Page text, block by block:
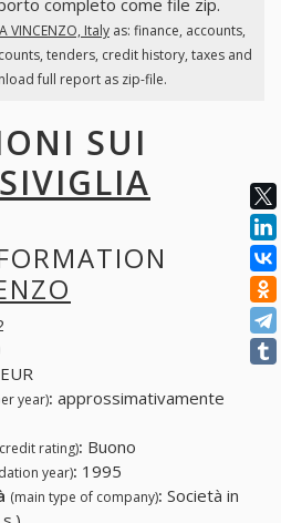
completo come file zip.
VINCENZO, Italyas: finance, accounts,
tenders, credit history, taxes and
full report as zip-file.
SUI
SIVIGLIA
year): approssimativamente
rating): Buono
year): 1995
(main type of company): Società in